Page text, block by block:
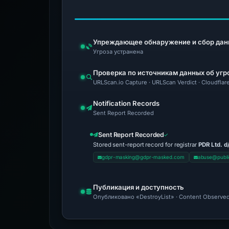
Упреждающее обнаружение и сбор
Угроза устранена
Проверка по источникам данных об
URLScan.io Capture · URLScan Verdict ·
Notification Records
Sent Report Recorded
Sent Report Recorded
Stored sent-report record for registrar PDR Ltd.
gdpr-masking@gdpr-masked.com
Публикация и доступность
Опубликовано «DestroyList» · Content